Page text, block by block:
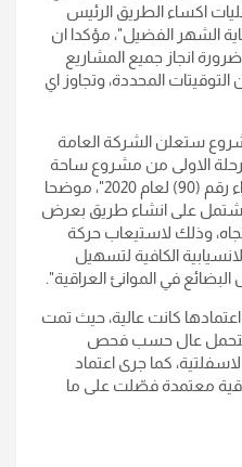
اكساء الطريق الرئيس
الشهر الفضيل"، مؤكدا ان
انجاز جميع المشاريع
المحددة، وتجاوز اي
ستعلن الشركة العامة
الاولى من مشروع ساحة
الترحيب، تنفيذا لقرار مجلس الوزراء رقم (90) لعام 2020"، موضحا
يشتمل على انشاء طريق بعرض
مترات لكل اتجاه، وذلك لاستيعاب حركة
الكافية لتسهيل
في الموانئ العراقية".
كانت عالية، حيث تمت
بسمك (5) سم وبتحمل عال حسب فحص
كما جرى اعتماد
معتمدة فصّلت على ما